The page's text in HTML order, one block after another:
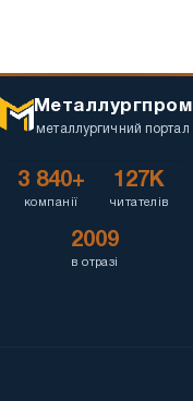
Металлургпром
металлургичний портал
3 840+
компанії
127K
читателів
2009
в отразі